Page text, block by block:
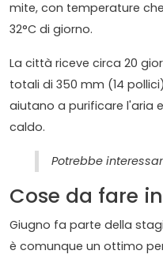
mite, con temperature
32°C di giorno.
La città riceve circa 20
totali di 350 mm (14
aiutano a purificare l'aria
caldo.
Potrebbe
Cose da fare
Giugno fa parte della
è comunque un ottimo